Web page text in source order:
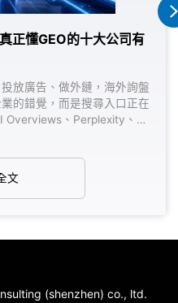
GEO免費診斷：看清品牌AI能
是關鍵詞排在第幾頁、自然流量
。但AI搜尋正在改變用戶的決策
、Google AI O…
(shenzhen) co., ltd.